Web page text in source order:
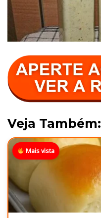
Veja Também:
Mais vista